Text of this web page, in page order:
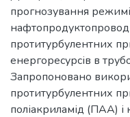
прогнозування
протитурбулентних
енергоресурсів в
Запропоновано
протитурбулентних
поліакриламід (ПАА)